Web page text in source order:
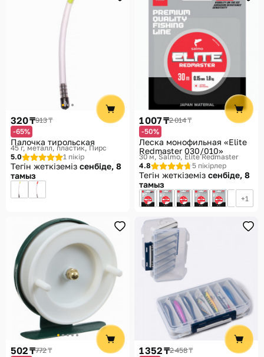
320 ₸913 ₸
-65%
Палочка тирольская
45 г, металл, пластик Пирс
5.0
1 пікір
Тегін жеткіземіз сенбіде, 8
тамыз
1 007 ₸2 014 ₸
-50%
Леска монофильная «Elite
Redmaster 030/010»
30 м Salmo, Elite Redmaster
4.8
5 пікірлер
Тегін жеткіземіз сенбіде, 8
тамыз
1
502 ₸772 ₸
1 352 ₸2 458 ₸